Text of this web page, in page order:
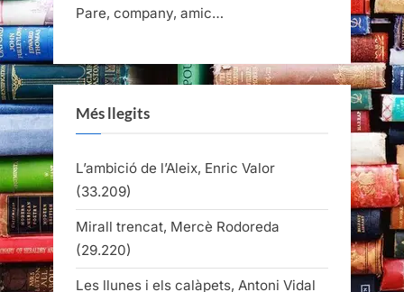
Pare, company, amic…
Més llegits
L’ambició de l’Aleix, Enric Valor
(33.209)
Mirall trencat, Mercè Rodoreda
(29.220)
Les llunes i els calàpets, Antoni Vidal